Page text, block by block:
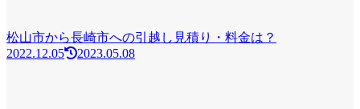
松山市から長崎市への引越し見積り・料金は？
2022.12.05
2023.05.08